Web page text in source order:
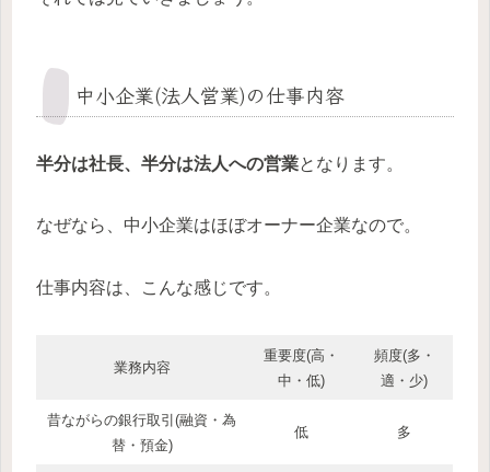
中小企業(法人営業)の仕事内容
半分は社長、半分は法人への営業となります。
なぜなら、中小企業はほぼオーナー企業なので。
仕事内容は、こんな感じです。
業務内容
重要度(高・
中・低)
頻度(多・
適・少)
昔ながらの銀行取引(融資・為
替・預金)
低 多